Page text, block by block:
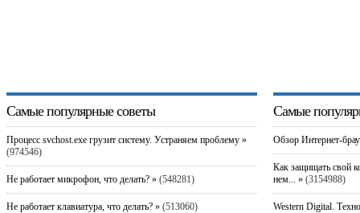
Самые популярные советы
Процесс svchost.exe грузит систему. Устраняем проблему »
(974546)
Не работает микрофон, что делать? »(548281)
Не работает клавиатура, что делать? »(513060)
Самые
Обзор Интернет-
Как защищать свой
нем... »(3154988)
Western Digital.